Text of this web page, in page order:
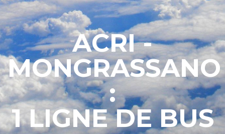
ACRI -
MONGRASSANO
:
1 LIGNE DE BUS